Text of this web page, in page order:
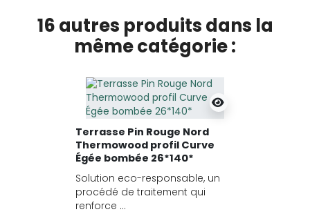
16 autres produits dans la
même catégorie :
Terrasse Pin Rouge Nord
Thermowood profil Curve
Égée bombée 26*140*
Solution eco-responsable, un
procédé de traitement qui
renforce ...